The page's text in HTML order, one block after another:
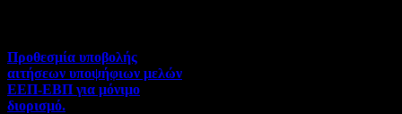
Προθεσμία υποβολής
αιτήσεων υποψήφιων μελών
ΕΕΠ-ΕΒΠ για μόνιμο
διορισμό.